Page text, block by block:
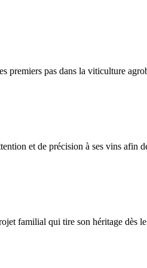
premiers pas dans la viticulture
et de précision à ses vins
familial qui tire son héritage dès